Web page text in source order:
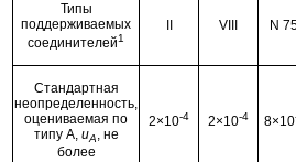
Типы
поддерживаемых
соединителей1
VIII N
Стандартная
неопределенность,
оцениваемая по
типу А, uA, не
более
2×10-4 2×10-4 8×10